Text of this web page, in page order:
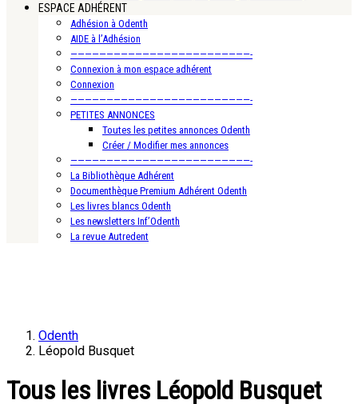
ESPACE ADHÉRENT
Adhésion à Odenth
AIDE à l’Adhésion
—————————————————————————-
Connexion à mon espace adhérent
Connexion
—————————————————————————-
PETITES ANNONCES
Toutes les petites annonces Odenth
Créer / Modifier mes annonces
—————————————————————————-
La Bibliothèque Adhérent
Documenthèque Premium Adhérent Odenth
Les livres blancs Odenth
Les newsletters Inf’Odenth
La revue Autredent
Odenth
Léopold Busquet
Tous les livres Léopold Busquet